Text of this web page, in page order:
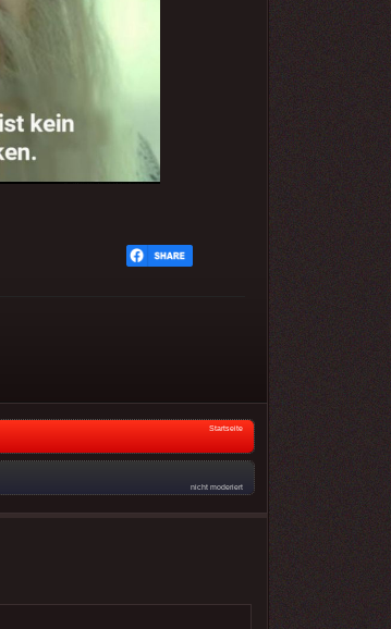
Startseite
nicht moderiert